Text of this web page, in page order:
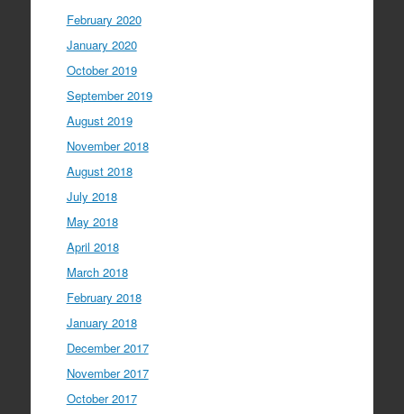
February 2020
January 2020
October 2019
September 2019
August 2019
November 2018
August 2018
July 2018
May 2018
April 2018
March 2018
February 2018
January 2018
December 2017
November 2017
October 2017